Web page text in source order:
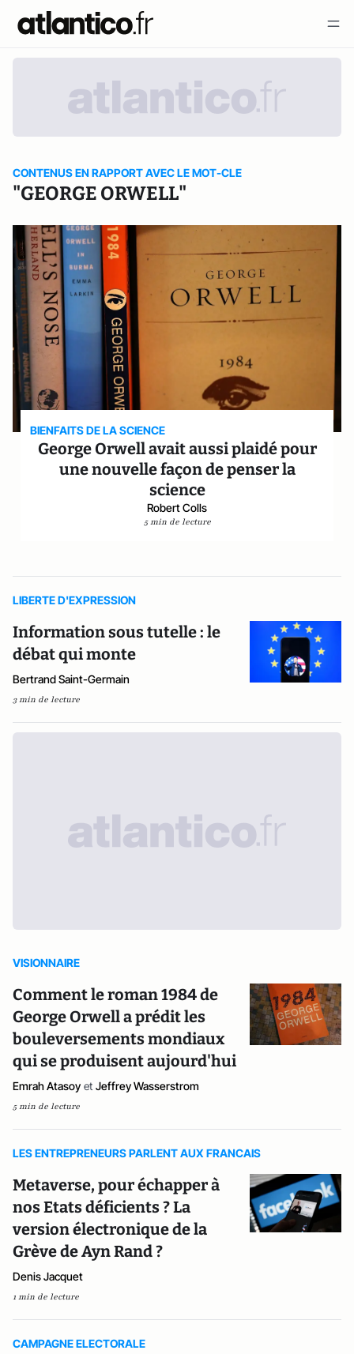
CONTENUS EN RAPPORT AVEC LE MOT-CLE
"GEORGE ORWELL"
BIENFAITS DE LA SCIENCE
George Orwell avait aussi plaidé pour
une nouvelle façon de penser la
science
Robert Colls
5 min de lecture
LIBERTE D'EXPRESSION
Information sous tutelle : le
débat qui monte
Bertrand Saint-Germain
3 min de lecture
VISIONNAIRE
Comment le roman 1984 de
George Orwell a prédit les
bouleversements mondiaux
qui se produisent aujourd'hui
Emrah Atasoy et Jeffrey Wasserstrom
5 min de lecture
LES ENTREPRENEURS PARLENT AUX FRANCAIS
Metaverse, pour échapper à
nos Etats déficients ? La
version électronique de la
Grève de Ayn Rand ?
Denis Jacquet
1 min de lecture
CAMPAGNE ELECTORALE